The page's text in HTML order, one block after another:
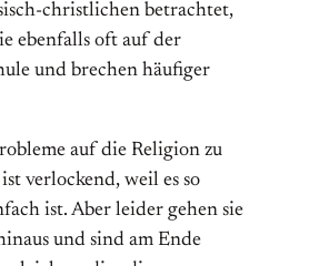
christlichen betrachtet,
ebenfalls oft auf der
und brechen häufiger
auf die Religion zu
verlockend, weil es so
ist. Aber leider gehen sie
und sind am Ende